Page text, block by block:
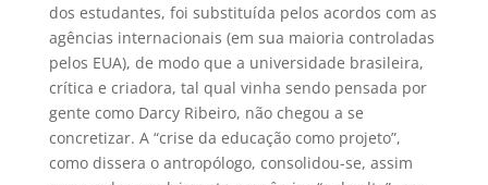
dos estudantes, foi substituída pelos acordos com as
agências internacionais (em sua maioria controladas
pelos EUA), de modo que a universidade brasileira,
crítica e criadora, tal qual vinha sendo pensada por
gente como Darcy Ribeiro, não chegou a se
concretizar. A “crise da educação como projeto”,
como dissera o antropólogo, consolidou-se, assim